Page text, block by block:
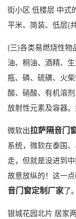
街小区 低楼层 中式
平米、简装、低层(
(三)各类易燃烧性
油、桐油、酒精、
瓶、磷、硫磺、火
酸、硝酸、有机溶
放射性元素及容器
微软出拉萨隔音门
系统，微软在泰国
走，但就是没进到
故意放纵的！这一
音门窗定制厂家了。
银城花园北片 居家